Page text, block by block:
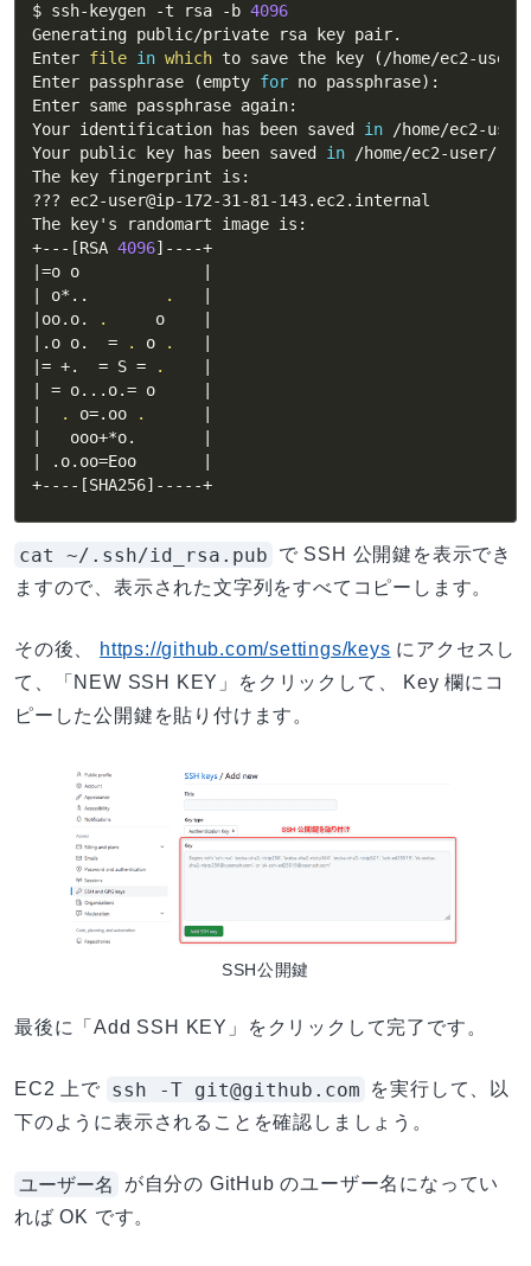
$ ssh-keygen -t rsa -b 4096
Generating public/private rsa key pair.
Enter file in which to save the key (/home/ec2-
Enter passphrase
(empty for no passphrase) :
Enter same passphrase again:
Your identification has been saved in /home/ec2-
Your public key has been saved in /home/ec2-user/
The key fingerprint is:
??? ec2-user@ip-172-31-81-143.ec2.internal
The key's randomart image is:
+--- [RSA 4096]
----+
=o o
o* .. .
oo.o. .
     o
.o o. = . o .
= +. = S = .
= o.. .o.= o
. o=.oo .
   ooo+*o.
.o.oo=Eoo
+---- [SHA256] -----+
cat ~/.ssh/id_rsa.pub
で SSH 公開鍵を表示でき
ますので、表示された文字列をすべてコピーします。
その後、 https://github.com/settings/keys にアクセスし
て、「NEW SSH KEY」をクリックして、 Key 欄にコ
ピーした公開鍵を貼り付けます。
SSH公開鍵
最後に「Add SSH KEY」をクリックして完了です。
EC2 上で ssh -T git@github.com
を実行して、以
下のように表示されることを確認しましょう。
ユーザー名
が自分の GitHub のユーザー名になってい
れば OK です。